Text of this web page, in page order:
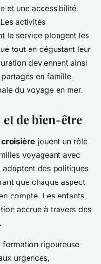
et une accessibilité
activités
le service plongent les
tout en dégustant leur
deviennent ainsi
en famille,
du voyage en mer.
et de bien-être
jouent un rôle
voyageant avec
adoptent des politiques
que chaque aspect
compte. Les enfants
accrue à travers des
formation rigoureuse
urgences,